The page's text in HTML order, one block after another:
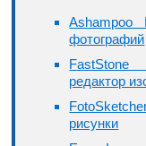
фотографий
редактор
рисунки